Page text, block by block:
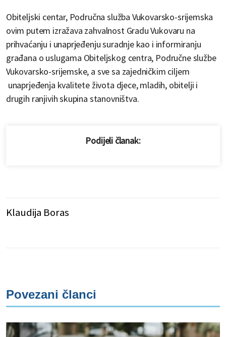
Obiteljski centar, Područna služba Vukovarsko-srijemska
ovim putem izražava zahvalnost Gradu Vukovaru na
prihvaćanju i unaprjeđenju suradnje kao i informiranju
građana o uslugama Obiteljskog centra, Područne službe
Vukovarsko-srijemske, a sve sa zajedničkim ciljem
unaprjeđenja kvalitete života djece, mladih, obitelji i
drugih ranjivih skupina stanovništva.
Podijeli članak:
Klaudija Boras
Povezani članci